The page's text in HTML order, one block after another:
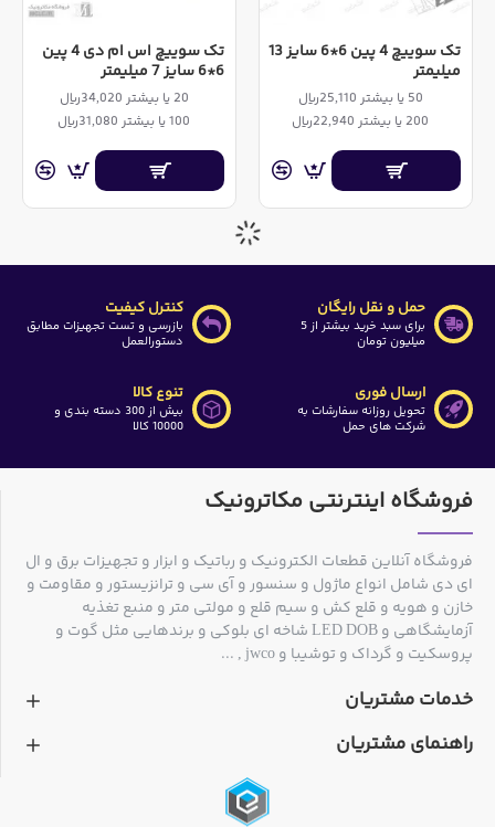
تک سوییچ 4 پین 6*6 سایز 13
میلیمتر
50 یا بیشتر 25,110ریال
200 یا بیشتر 22,940ریال
تک سوییچ اس ام دی 4 پین
6*6 سایز 7 میلیمتر
20 یا بیشتر 34,020ریال
100 یا بیشتر 31,080ریال
حمل و نقل رایگان
برای سبد خرید بیشتر از 5
میلیون تومان
کنترل کیفیت
بازرسی و تست تجهیزات مطابق
دستورالعمل
ارسال فوری
تحویل روزانه سفارشات به
شرکت های حمل
تنوع کالا
بیش از 300 دسته بندی و
10000 کالا
فروشگاه اینترنتی مکاترونیک
فروشگاه آنلاین قطعات الکترونیک و رباتیک و ابزار و تجهیزات برق و ال
ای دی شامل انواع ماژول و سنسور و آی سی و ترانزیستور و مقاومت و
خازن و هویه و قلع کش و سیم قلع و مولتی متر و منبع تغذیه
آزمایشگاهی و LED DOB شاخه ای بلوکی و برندهایی مثل گوت و
پروسکیت و گرداک و توشیبا و jwco , ...
خدمات مشتریان
راهنمای مشتریان